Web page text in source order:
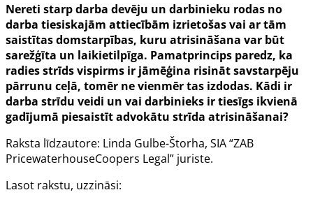
Nereti starp darba devēju un darbinieku rodas no
darba tiesiskajām attiecībām izrietošas vai ar tām
saistītas domstarpības, kuru atrisināšana var būt
sarežģīta un laikietilpīga. Pamatprincips paredz, ka
radies strīds vispirms ir jāmēģina risināt savstarpēju
pārrunu ceļā, tomēr ne vienmēr tas izdodas. Kādi ir
darba strīdu veidi un vai darbinieks ir tiesīgs ikvienā
gadījumā piesaistīt advokātu strīda atrisināšanai?
Raksta līdzautore: Linda Gulbe-Štorha, SIA “ZAB
PricewaterhouseCoopers Legal” juriste.
Lasot rakstu, uzzināsi: